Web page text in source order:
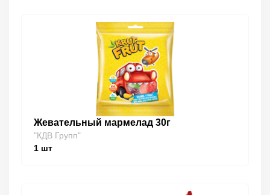
Жевательный мармелад 30г
"КДВ Групп"
1 шт